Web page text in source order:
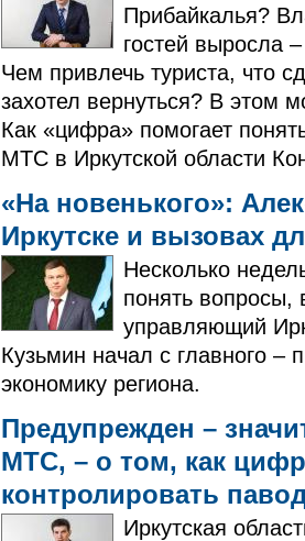
Прибайкалья?
гостей выросла
Чем привлечь туриста, что
захотел вернуться? В этом
Как «цифра» помогает
МТС в Иркутской области
«На новенького»:
Иркутске и вызовах
Несколько
понять
управляющий
Кузьмин начал с главного –
экономику региона.
Предупрежден –
МТС, – о том, как
контролировать
Иркутская